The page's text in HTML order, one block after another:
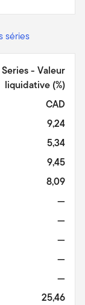
séries
Series - Valeur
liquidative (%)
CAD
9,24
5,34
9,45
8,09
—
—
—
—
—
25,46